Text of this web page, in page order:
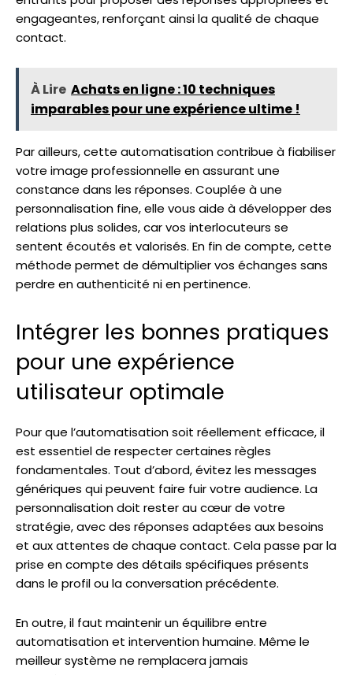
engageantes, renforçant ainsi la qualité de chaque
contact.
À Lire Achats en ligne : 10 techniques
imparables pour une expérience ultime !
Par ailleurs, cette automatisation contribue à fiabiliser
votre image professionnelle en assurant une
constance dans les réponses. Couplée à une
personnalisation fine, elle vous aide à développer des
relations plus solides, car vos interlocuteurs se
sentent écoutés et valorisés. En fin de compte, cette
méthode permet de démultiplier vos échanges sans
perdre en authenticité ni en pertinence.
Intégrer les bonnes pratiques
pour une expérience
utilisateur optimale
Pour que l’automatisation soit réellement efficace, il
est essentiel de respecter certaines règles
fondamentales. Tout d’abord, évitez les messages
génériques qui peuvent faire fuir votre audience. La
personnalisation doit rester au cœur de votre
stratégie, avec des réponses adaptées aux besoins
et aux attentes de chaque contact. Cela passe par la
prise en compte des détails spécifiques présents
dans le profil ou la conversation précédente.
En outre, il faut maintenir un équilibre entre
automatisation et intervention humaine. Même le
meilleur système ne remplacera jamais